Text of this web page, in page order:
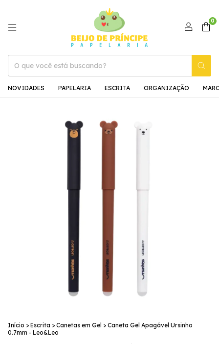
0
NOVIDADES PAPELARIA ESCRITA ORGANIZAÇÃO
Início > Escrita > Canetas em Gel > Caneta Gel Apagável Ursinho
0.7mm - Leo&Leo